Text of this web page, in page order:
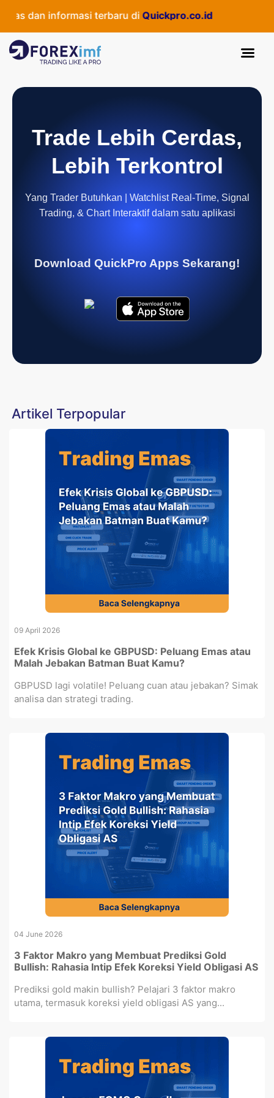
dan informasi terbaru diQuickpro.co.id
Trade Lebih Cerdas,
Lebih Terkontrol
Yang Trader Butuhkan | Watchlist Real-Time, Signal
Trading, & Chart Interaktif dalam satu aplikasi
Download QuickPro Apps Sekarang!
Artikel Terpopular
09 April 2026
Efek Krisis Global ke GBPUSD: Peluang Emas atau
Malah Jebakan Batman Buat Kamu?
GBPUSD lagi volatile! Peluang cuan atau jebakan? Simak
analisa dan strategi trading.
04 June 2026
3 Faktor Makro yang Membuat Prediksi Gold
Bullish: Rahasia Intip Efek Koreksi Yield Obligasi AS
Prediksi gold makin bullish? Pelajari 3 faktor makro
utama, termasuk koreksi yield obligasi AS yang...